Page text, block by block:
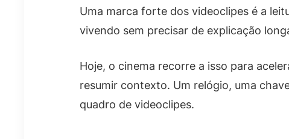
Uma marca forte dos videoclipes é a
vivendo sem precisar de explicação
Hoje, o cinema recorre a isso para
resumir contexto. Um relógio, uma
quadro de videoclipes.